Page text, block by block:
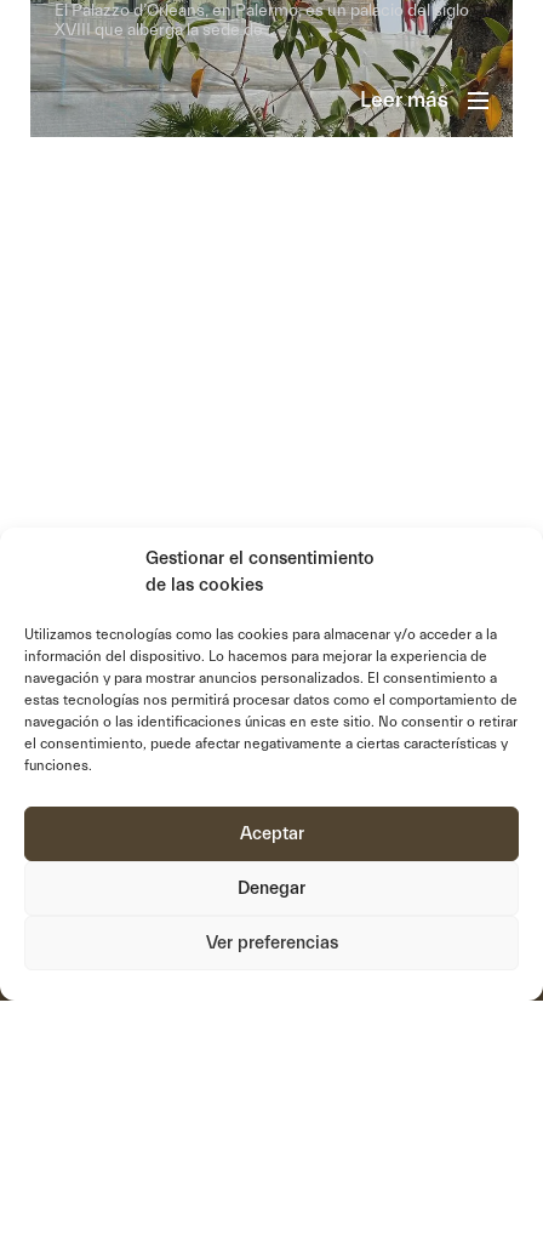
Gestionar el consentimiento
de las cookies
Utilizamos tecnologías como las cookies para almacenar y/o acceder a la
información del dispositivo. Lo hacemos para mejorar la experiencia de
navegación y para mostrar anuncios personalizados. El consentimiento a
estas tecnologías nos permitirá procesar datos como el comportamiento de
navegación o las identificaciones únicas en este sitio. No consentir o retirar
el consentimiento, puede afectar negativamente a ciertas características y
funciones.
Aceptar
Denegar
Ver preferencias
El Palazzo d’Orleans, en Palermo, es un palacio del siglo
XVIII que alberga la sede de ...
Leer más
links
Proposito
Vídeos
Proyectos